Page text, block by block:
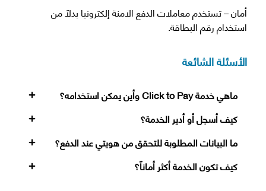
أمان – تستخدم معاملات الدفع الامنة إلكترونيا بدلاً من
استخدام رقم البطاقة.
الأسئلة الشائعة
ماهي خدمة Click to Pay وأين يمكن استخدامه؟
كيف أسجل أو أدير الخدمة؟
ما البيانات المطلوبة للتحقق من هويتي عند الدفع؟
كيف تكون الخدمة أكثر أماناً؟